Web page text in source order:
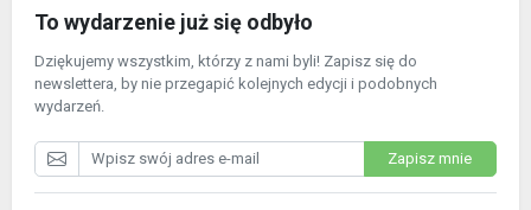
To wydarzenie już się odbyło
Dziękujemy wszystkim, którzy z nami byli! Zapisz się do
newslettera, by nie przegapić kolejnych edycji i podobnych
wydarzeń.
Zapisz mnie